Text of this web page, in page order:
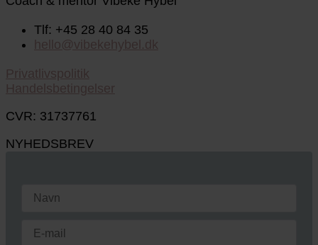
Tlf: +45 28 40 84 35
hello@vibekehybel.dk
Privatlivspolitik
Handelsbetingelser
CVR: 31737761
NYHEDSBREV